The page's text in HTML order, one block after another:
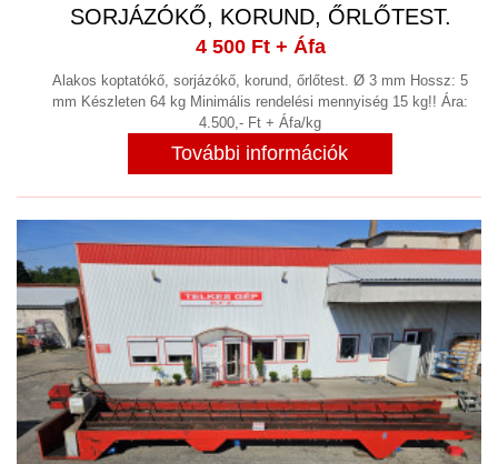
SORJÁZÓKŐ, KORUND, ŐRLŐTEST.
4 500 Ft+ Áfa
Alakos koptatókő, sorjázókő, korund, őrlőtest. Ø 3 mm Hossz: 5
mm Készleten 64 kg Minimális rendelési mennyiség 15 kg!! Ára:
4.500,- Ft + Áfa/kg
További információk